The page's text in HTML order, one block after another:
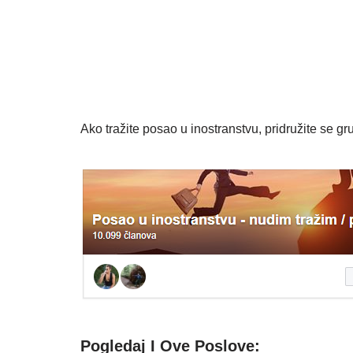
Ako tražite posao u inostranstvu, pridružite se
Pogledaj I Ove Poslove: